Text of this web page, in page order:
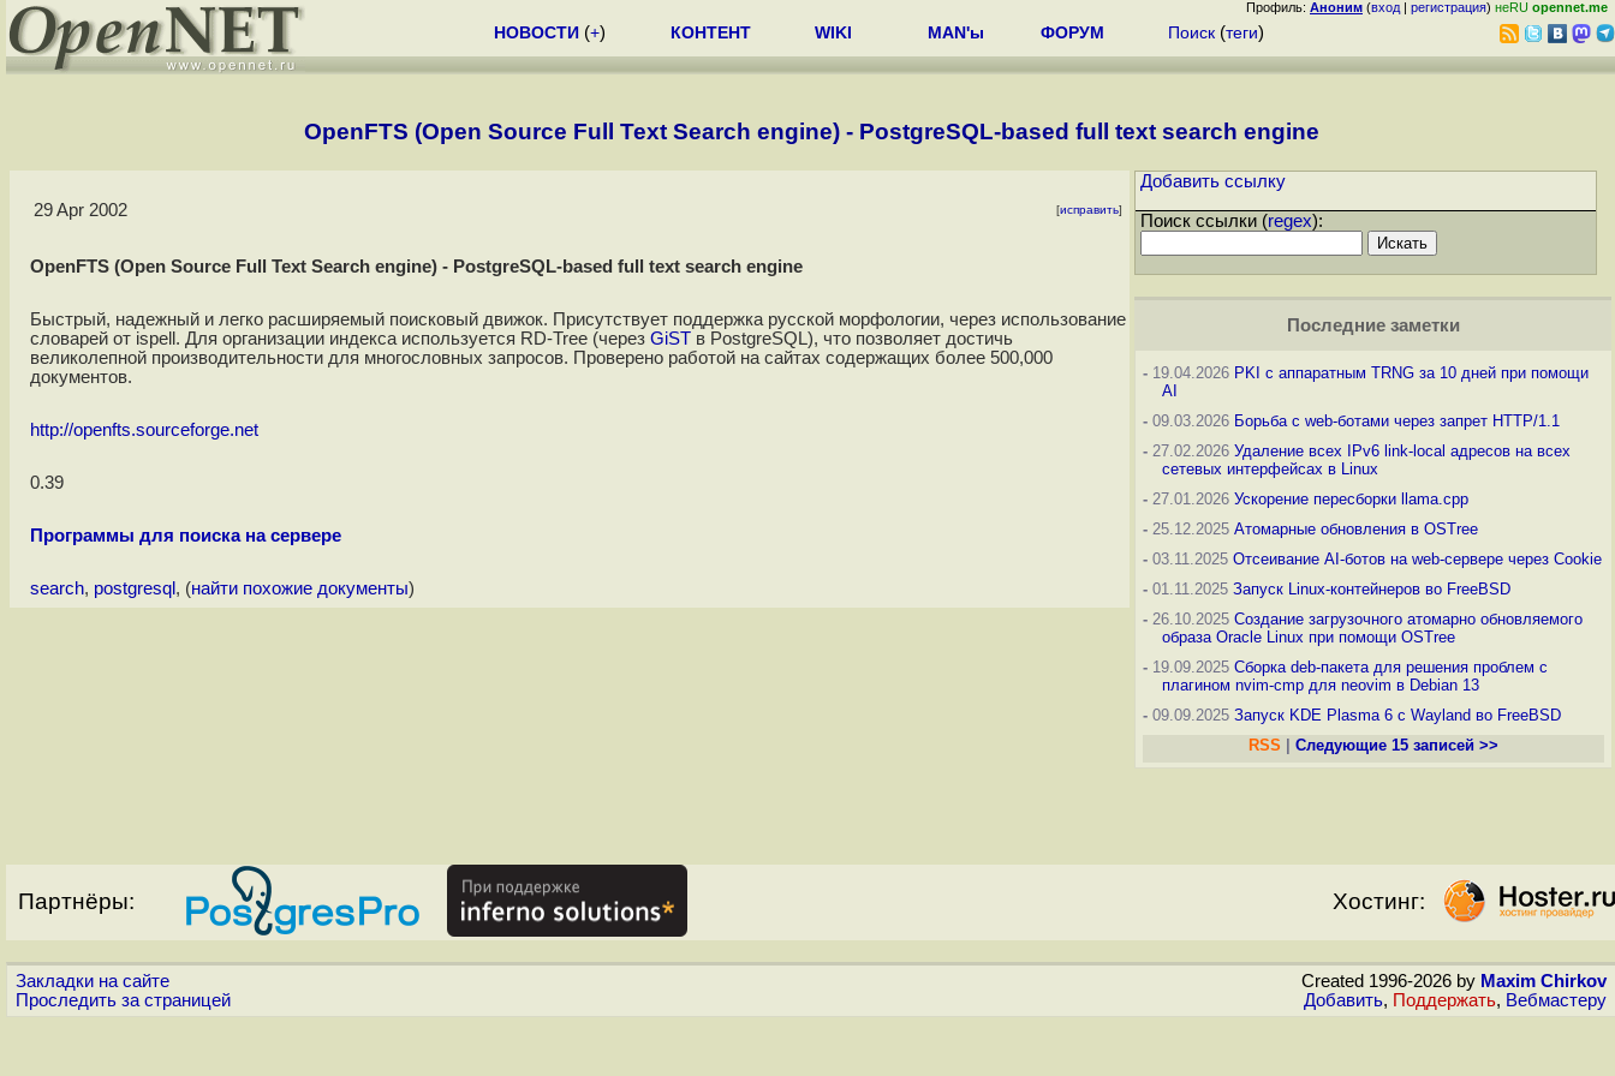
Профиль: Аноним (вход | регистрация) неRU opennet.me
НОВОСТИ (+) КОНТЕНТ WIKI MAN'ы ФОРУМ Поиск (теги)
OpenFTS (Open Source Full Text Search engine) - PostgreSQL-based full text search engine
29 Apr 2002 [исправить]
OpenFTS (Open Source Full Text Search engine) - PostgreSQL-based full text search engine
Быстрый, надежный и легко расширяемый поисковый движок. Присутствует поддержка русской морфологии, через использование
словарей от ispell. Для организации индекса используется RD-Tree (через GiSTв PostgreSQL), что позволяет достичь
великолепной производительности для многословных запросов. Проверено работой на сайтах содержащих более 500,000
документов.
http://openfts.sourceforge.net
0.39
Программы для поиска на сервере
search, postgresql , (найти похожие документы)
Добавить ссылку
Поиск ссылки (regex):
Последние заметки
- 19.04.2026 PKI с аппаратным TRNG за 10 дней при помощи
AI
- 09.03.2026 Борьба с web-ботами через запрет HTTP/1.1
- 27.02.2026 Удаление всех IPv6 link-local адресов на всех
сетевых интерфейсах в Linux
- 27.01.2026 Ускорение пересборки llama.cpp
- 25.12.2025 Атомарные обновления в OSTree
- 03.11.2025 Отсеивание AI-ботов на web-сервере через Cookie
- 01.11.2025 Запуск Linux-контейнеров во FreeBSD
- 26.10.2025 Создание загрузочного атомарно обновляемого
образа Oracle Linux при помощи OSTree
- 19.09.2025 Сборка deb-пакета для решения проблем с
плагином nvim-cmp для neovim в Debian 13
- 09.09.2025 Запуск KDE Plasma 6 с Wayland во FreeBSD
RSS
Следующие 15 записей >>
Партнёры: Хостинг:
Закладки на сайте
Проследить за страницей
Created 1996-2026 by Maxim Chirkov
Добавить, Поддержать, Вебмастеру